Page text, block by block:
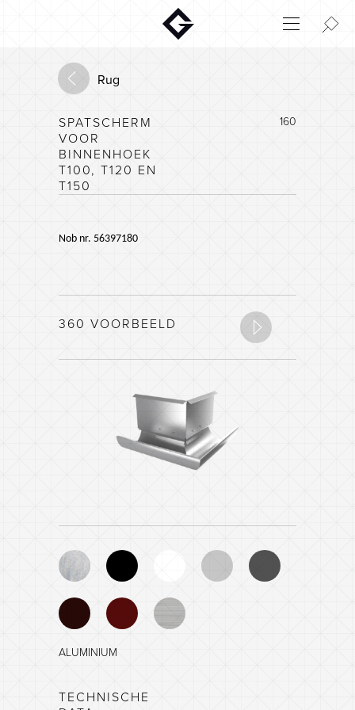
Aktuelt
Huisconfigurator
Rug
SPATSCHERM
VOOR
BINNENHOEK
T100, T120 EN
T150
160
Nob nr. 56397180
360 VOORBEELD
ALUMINIUM
TECHNISCHE